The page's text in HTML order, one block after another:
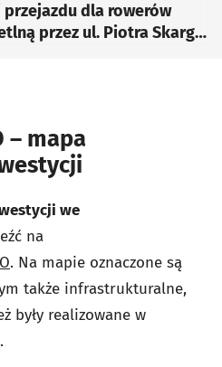
dla rowerów
przez ul. Piotra Skargi
– mapa
we
na
. Na mapie oznaczone są
także infrastrukturalne,
były realizowane w